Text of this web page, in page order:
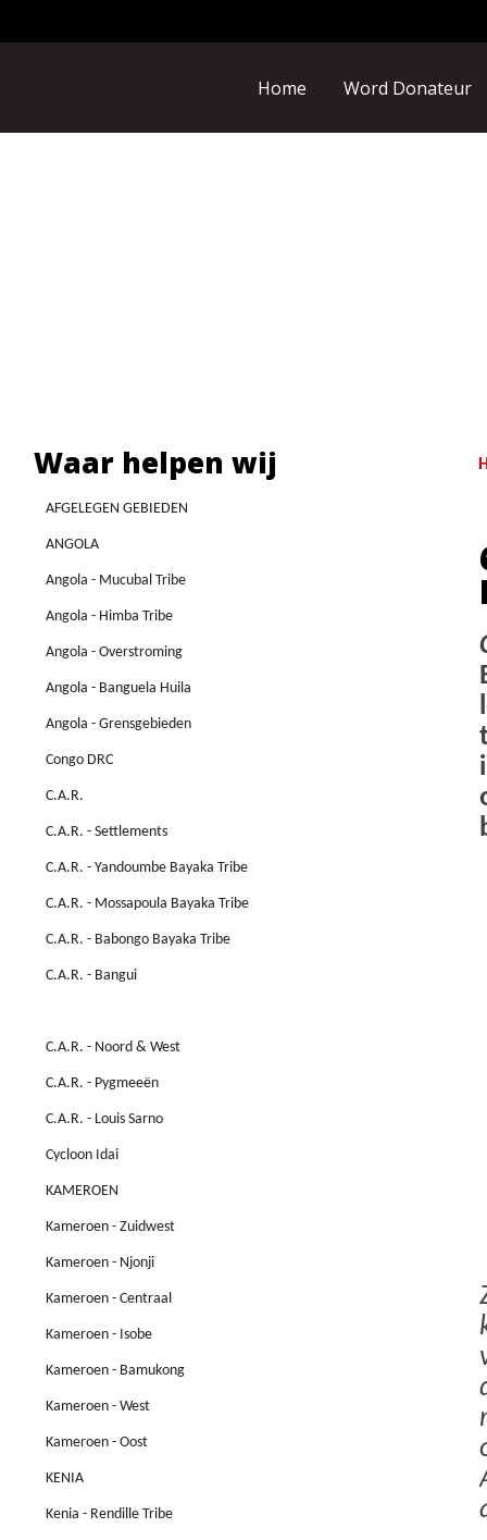
Home Word Donateur
Waar helpen wij
AFGELEGEN GEBIEDEN
ANGOLA
Angola - Mucubal Tribe
Angola - Himba Tribe
Angola - Overstroming
Angola - Banguela Huila
Angola - Grensgebieden
Congo DRC
C.A.R.
C.A.R. - Settlements
C.A.R. - Yandoumbe Bayaka Tribe
C.A.R. - Mossapoula Bayaka Tribe
C.A.R. - Babongo Bayaka Tribe
C.A.R. - Bangui
C.A.R. - Noord & West
C.A.R. - Pygmeeën
C.A.R. - Louis Sarno
Cycloon Idai
KAMEROEN
Kameroen - Zuidwest
Kameroen - Njonji
Kameroen - Centraal
Kameroen - Isobe
Kameroen - Bamukong
Kameroen - West
Kameroen - Oost
KENIA
Kenia - Rendille Tribe